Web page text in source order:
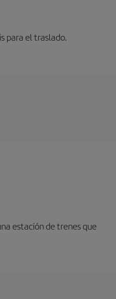
para el traslado.
estación de trenes que